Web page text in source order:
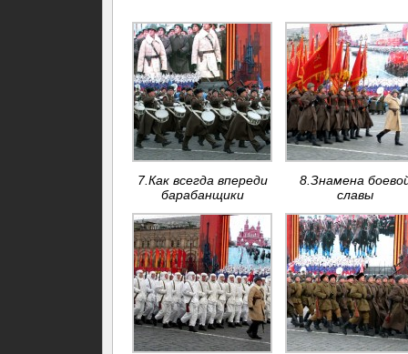
7.Как всегда впереди
барабанщики
8.Знамена
славы